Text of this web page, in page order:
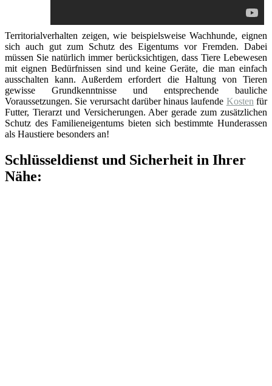
Territorialverhalten zeigen, wie beispielsweise Wachhunde, eignen
sich auch gut zum Schutz des Eigentums vor Fremden. Dabei
müssen Sie natürlich immer berücksichtigen, dass Tiere Lebewesen
mit eignen Bedürfnissen sind und keine Geräte, die man einfach
ausschalten kann. Außerdem erfordert die Haltung von Tieren
gewisse Grundkenntnisse und entsprechende bauliche
Voraussetzungen. Sie verursacht darüber hinaus laufende Kosten für
Futter, Tierarzt und Versicherungen. Aber gerade zum zusätzlichen
Schutz des Familieneigentums bieten sich bestimmte Hunderassen
als Haustiere besonders an!
Schlüsseldienst und Sicherheit in Ihrer
Nähe: